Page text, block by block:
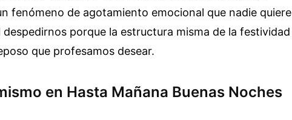
fenómeno de agotamiento emocional que nadie quiere
porque la estructura misma de la festividad
que profesamos desear.
en Hasta Mañana Buenas Noches